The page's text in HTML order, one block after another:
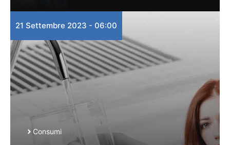
21 Settembre 2023 - 06:00
Consumi